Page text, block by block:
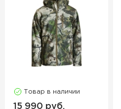
Товар в наличии
15 990 руб.